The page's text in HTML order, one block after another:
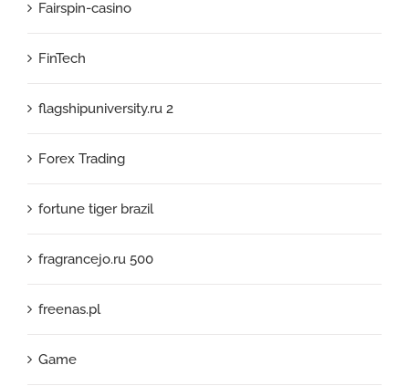
Fairspin-casino
FinTech
flagshipuniversity.ru 2
Forex Trading
fortune tiger brazil
fragrancejo.ru 500
freenas.pl
Game